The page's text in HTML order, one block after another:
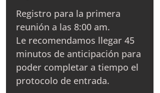
Registro para la primera
reunión a las 8:00 am.
Le recomendamos llegar 45
minutos de anticipación para
poder completar a tiempo el
protocolo de entrada.